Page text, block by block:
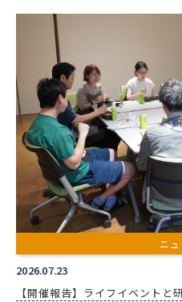
ニュ
2026.07.23
【開催報告】ライフイベント